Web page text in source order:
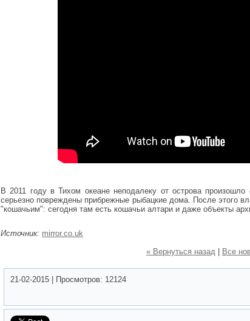
В 2011 году в Тихом океане неподалеку от острова
серьезно повреждены прибрежные рыбацкие дома. После этого
"кошачьим": сегодня там есть кошачьи алтари и даже объекты
Источник: mirror.co.uk
« Вернуться назад
Все
21-02-2015 Просмотров: 12124